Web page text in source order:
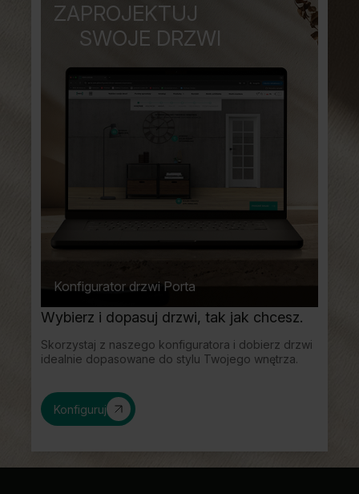
ZAPROJEKTUJ
SWOJE DRZWI
Konfigurator drzwi Porta
Wybierz i dopasuj drzwi, tak jak chcesz.
Skorzystaj z naszego konfiguratora i dobierz drzwi
idealnie dopasowane do stylu Twojego wnętrza.
Konfiguruj